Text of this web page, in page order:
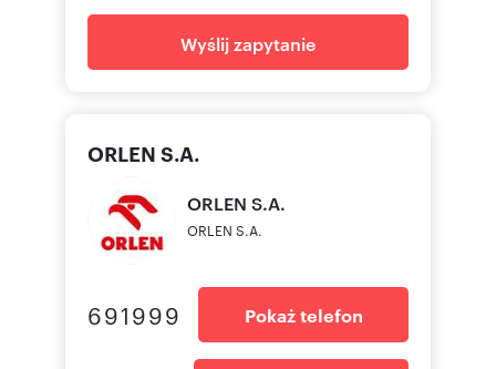
Wyślij zapytanie
ORLEN S.A.
ORLEN S.A.
ORLEN S.A.
691999 Pokaż telefon